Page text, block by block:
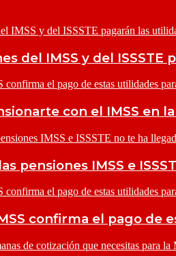
del IMSS y del
con el IMSS en
pensiones IMSS e
confirma el pago de